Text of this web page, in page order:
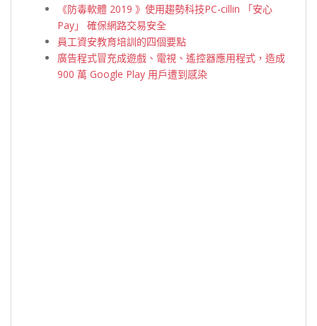
《防毒軟體 2019 》使用趨勢科技PC-cillin 「安心
Pay」 確保網路交易安全
員工資安教育培訓的四個要點
廣告程式冒充成遊戲、電視、遙控器應用程式，造成
900 萬 Google Play 用戶遭到感染